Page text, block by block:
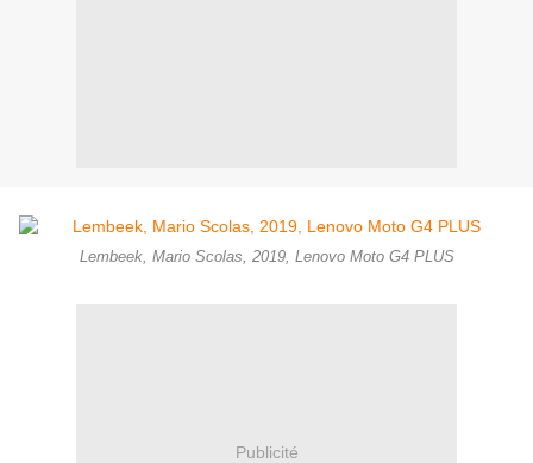
Lembeek, Mario Scolas, 2019, Lenovo Moto G4 PLUS
Publicité